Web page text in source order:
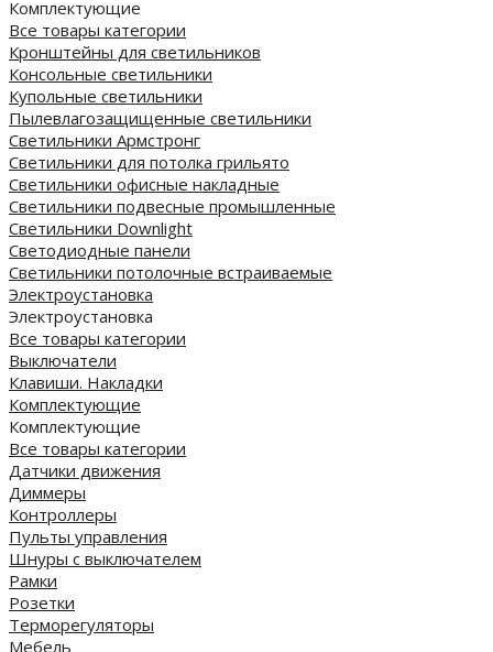
Комплектующие
Все товары категории
Кронштейны для светильников
Консольные светильники
Купольные светильники
Пылевлагозащищенные светильники
Светильники Армстронг
Светильники для потолка грильято
Светильники офисные накладные
Светильники подвесные промышленные
Светильники Downlight
Светодиодные панели
Cветильники потолочные встраиваемые
Электроустановка
Электроустановка
Все товары категории
Выключатели
Клавиши. Накладки
Комплектующие
Комплектующие
Все товары категории
Датчики движения
Диммеры
Контроллеры
Пульты управления
Шнуры с выключателем
Рамки
Розетки
Терморегуляторы
Мебель